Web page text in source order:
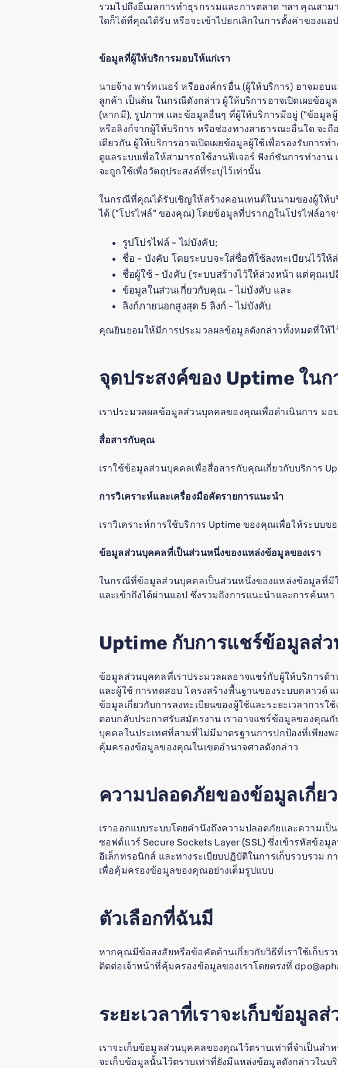
รวมไปถึงอีเมลการทำธุรกรรมและการตลาด ฯลฯ คุณสา
ใดก็ได้ที่คุณได้รับ หรือจะเข้าไปยกเลิกในการตั้งค่าของแอป
ข้อมูลที่ผู้ให้บริการมอบให้แก่เรา
นายจ้าง พาร์ทเนอร์ หรือองค์กรอื่น (ผู้ให้บริการ) อาจมอ
ลูกค้า เป็นต้น ในกรณีดังกล่าว ผู้ให้บริการอาจเปิดเผยข้อ
(หากมี), รูปภาพ และข้อมูลอื่นๆ ที่ผู้ให้บริการมีอยู่ ("ข้อมูล
หรือลิงก์จากผู้ให้บริการ หรือช่องทางสาธารณะอื่นใด จ
เดียวกัน ผู้ให้บริการอาจเปิดเผยข้อมูลผู้ใช้เพื่อรองรับกา
ดูแลระบบเพื่อให้สามารถใช้งานฟีเจอร์ ฟังก์ชันการทำงา
จะถูกใช้เพื่อวัตถุประสงค์ที่ระบุไว้เท่านั้น
ในกรณีที่คุณได้รับเชิญให้สร้างคอนเทนต์ในนามของผู้ให้บ
ได้ ("โปรไฟล์" ของคุณ) โดยข้อมูลที่ปรากฏในโปรไฟล์อาจ
รูปโปรไฟล์ - ไม่บังคับ;
ชื่อ - บังคับ โดยระบบจะใส่ชื่อที่ใช้ลงทะเบียนไว้ให้
ชื่อผู้ใช้ - บังคับ (ระบบสร้างไว้ให้ล่วงหน้า แต่คุณเป
ข้อมูลในส่วนเกี่ยวกับคุณ - ไม่บังคับ และ
ลิงก์ภายนอกสูงสุด 5 ลิงก์ - ไม่บังคับ
คุณยินยอมให้มีการประมวลผลข้อมูลดังกล่าวทั้งหมดที่ให้ไ
จุดประสงค์ของ Uptime ใน
เราประมวลผลข้อมูลส่วนบุคคลของคุณเพื่อดำเนินการ มอ
สื่อสารกับคุณ
เราใช้ข้อมูลส่วนบุคคลเพื่อสื่อสารกับคุณเกี่ยวกับบริการ
การวิเคราะห์และเครื่องมือคัดรายการแนะนำ
เราวิเคราะห์การใช้บริการ Uptime ของคุณเพื่อให้ระบบ
ข้อมูลส่วนบุคคลที่เป็นส่วนหนึ่งของแหล่งข้อมูลของเรา
ในกรณีที่ข้อมูลส่วนบุคคลเป็นส่วนหนึ่งของแหล่งข้อมูลที่มี
และเข้าถึงได้ผ่านแอป ซึ่งรวมถึงการแนะนำและการค้นหา
Uptime กับการแชร์ข้อมูลส่
ข้อมูลส่วนบุคคลที่เราประมวลผลอาจแชร์กับผู้ให้บริการด้
และผู้ใช้ การทดสอบ โครงสร้างพื้นฐานของระบบคลาวด์
ข้อมูลเกี่ยวกับการลงทะเบียนของผู้ใช้และระยะเวลาการ
ตอบกลับประกาศรับสมัครงาน เราอาจแชร์ข้อมูลของคุณ
บุคคลในประเทศที่สามที่ไม่มีมาตรฐานการปกป้องที่เพียง
คุ้มครองข้อมูลของคุณในเขตอำนาจศาลดังกล่าว
ความปลอดภัยของข้อมูลเกี่ย
เราออกแบบระบบโดยคำนึงถึงความปลอดภัยและความเ
ซอฟต์แวร์ Secure Sockets Layer (SSL) ซึ่งเข้ารหัสข้อ
อิเล็กทรอนิกส์ และทางระเบียบปฏิบัติในการเก็บรวบรวม
เพื่อคุ้มครองข้อมูลของคุณอย่างเต็มรูปแบบ
ตัวเลือกที่ฉันมี
หากคุณมีข้อสงสัยหรือข้อคัดค้านเกี่ยวกับวิธีที่เราใช้เก็บร
ติดต่อเจ้าหน้าที่คุ้มครองข้อมูลของเราโดยตรงที่
ระยะเวลาที่เราจะเก็บข้อมู
เราจะเก็บข้อมูลส่วนบุคคลของคุณไว้ตราบเท่าที่จำเป็นส
จะเก็บข้อมูลนั้นไว้ตราบเท่าที่ยังมีแหล่งข้อมูลดังกล่าวใ